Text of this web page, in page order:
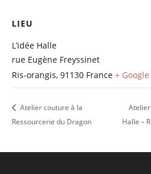
LIEU
L’idée Halle
rue Eugène Freyssinet
Ris-orangis, 91130 France +
Atelier couture à la
Ressourcerie du Dragon
Atelier
Halle –